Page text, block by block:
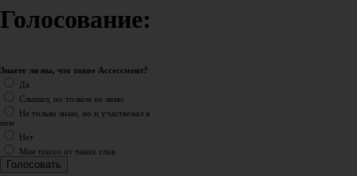
Голосование:
Знаете ли вы, что такое Ассессмент?
Да
Слышал, но толком не знаю
Не только знаю, но и участвовал в
нем
Нет
Мне плохо от таких слов